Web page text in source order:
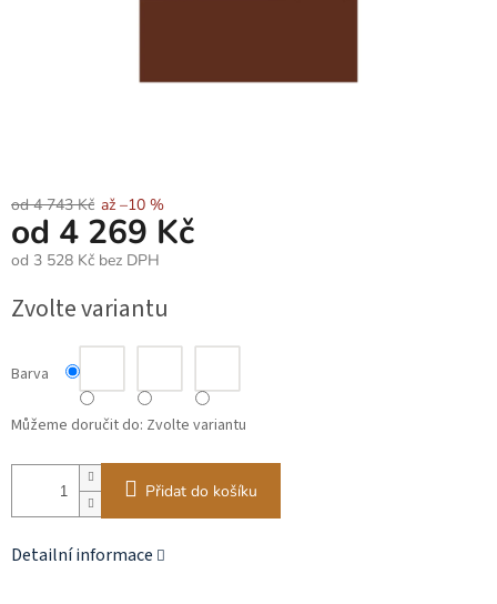
od 4 743 Kč až –10 %
od 4 269 Kč
od 3 528 Kč bez DPH
cena:
Zvolte variantu
Barva
Můžeme doručit do: Zvolte variantu
Přidat do košíku
Detailní informace